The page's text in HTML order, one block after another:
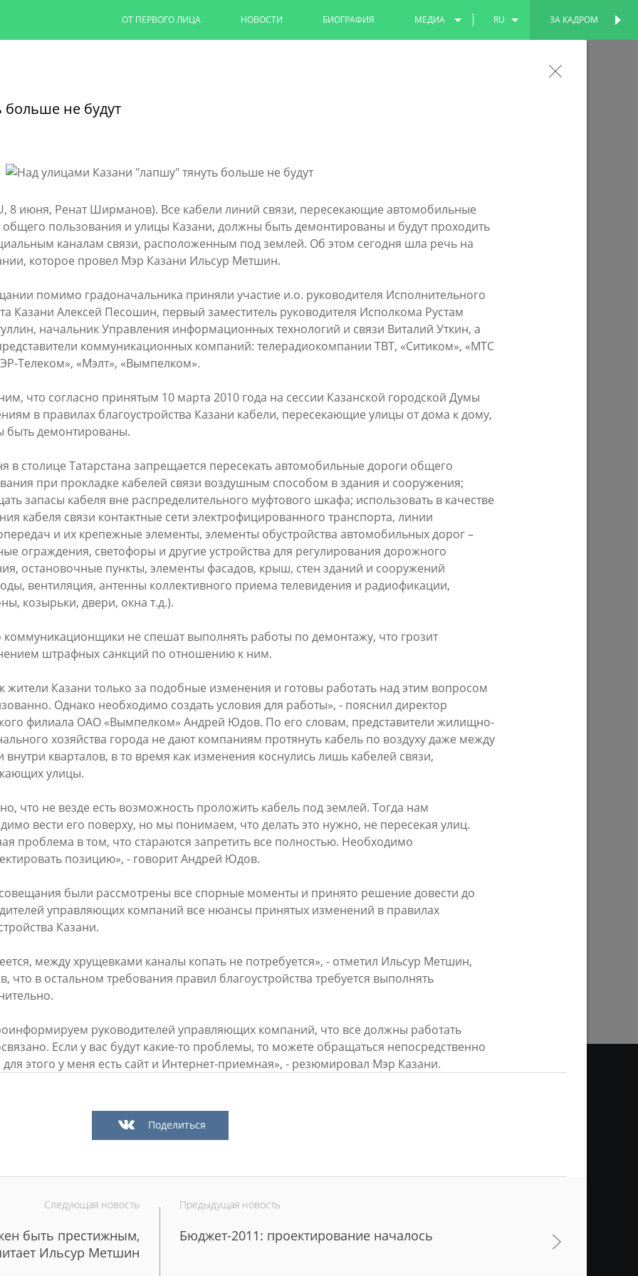
ЗА КАДРОМ
ОТ ПЕРВОГО ЛИЦА НОВОСТИ БИОГРАФИЯ МЕДИА RU
Ильсур Метшин: «Входная группа в Ленинский сад станет удобнее и
В Казани по нацпроекту «Инфраструктура для жизни» благоустраивают территорию у
воспитателя 2026 года
вандализм скоро уйдет в прошлое»
03/08/2026 03/08/2026
«В Салават Купере
один из самых больших
Ильсур Метшин о строительстве
Центра спорта «Физра»: «Сюда
заняться спортом»
29/07/2026
У озера на бульваре «Ярдэм» высадят
отремонтируют в этом году
«Водоканала»
В Казани предпринимателям начнут
предоставлять субсидии на
строительство пунктов приема
вторсырья
27/07/2026
Более 3,4 тыс. предпринимателей
Казани увеличили продажи благодаря
мерам поддержки
ПРЕДЫДУЩАЯ СТРАНИЦА
не будут
8 июня, Ренат Ширманов). Все кабели линий связи, пересекающие автомобильные
общего пользования и улицы Казани, должны быть демонтированы и будут проходить
каналам связи, расположенным под землей. Об этом сегодня шла речь на
которое провел Мэр Казани Ильсур Метшин.
помимо градоначальника приняли участие и.о. руководителя Исполнительного
Казани Алексей Песошин, первый заместитель руководителя Исполкома Рустам
начальник Управления информационных технологий и связи Виталий Уткин, а
коммуникационных компаний: телерадиокомпании ТВТ, «Ситиком», «МТС
Телеком», «Мэлт», «Вымпелком».
что согласно принятым 10 марта 2010 года на сессии Казанской городской Думы
в правилах благоустройства Казани кабели, пересекающие улицы от дома к дому,
быть демонтированы.
в столице Татарстана запрещается пересекать автомобильные дороги общего
при прокладке кабелей связи воздушным способом в здания и сооружения;
запасы кабеля вне распределительного муфтового шкафа; использовать в качестве
кабеля связи контактные сети электрофицированного транспорта, линии
и их крепежные элементы, элементы обустройства автомобильных дорог –
ограждения, светофоры и другие устройства для регулирования дорожного
остановочные пункты, элементы фасадов, крыш, стен зданий и сооружений
вентиляция, антенны коллективного приема телевидения и радиофикации,
козырьки, двери, окна т.д.).
коммуникационщики не спешат выполнять работы по демонтажу, что грозит
штрафных санкций по отношению к ним.
жители Казани только за подобные изменения и готовы работать над этим вопросом
Однако необходимо создать условия для работы», - пояснил директор
филиала ОАО «Вымпелком» Андрей Юдов. По его словам, представители жилищно-
хозяйства города не дают компаниям протянуть кабель по воздуху даже между
кварталов, в то время как изменения коснулись лишь кабелей связи,
улицы.
что не везде есть возможность проложить кабель под землей. Тогда нам
вести его поверху, но мы понимаем, что делать это нужно, не пересекая улиц.
проблема в том, что стараются запретить все полностью. Необходимо
позицию», - говорит Андрей Юдов.
были рассмотрены все спорные моменты и принято решение довести до
управляющих компаний все нюансы принятых изменений в правилах
Казани.
между хрущевками каналы копать не потребуется», - отметил Ильсур Метшин,
что в остальном требования правил благоустройства требуется выполнять
руководителей управляющих компаний, что все должны работать
Если у вас будут какие-то проблемы, то можете обращаться непосредственно
этого у меня есть сайт и Интернет-приемная», - резюмировал Мэр Казани.
Поделиться
Следующая новость
быть престижным,
Ильсур Метшин
Предыдущая новость
Бюджет-2011: проектирование началось
Официальный сайт Мэра Казани
НОВОСТИ БИОГРАФИЯ
иных носителях без каких-либо ограничений по объему и срокам публикации. Условием перепечатки и
согласия на перепечатку со стороны информационного агентства «Город Казань KZN.RU» и пресс-службы
МЭРИЯ КАЗАНИ
ПЕРСОНАЛЬНАЯ